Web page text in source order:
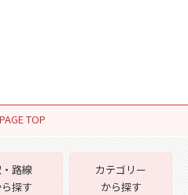
PAGE TOP
路線
探す
カテゴリー
から探す